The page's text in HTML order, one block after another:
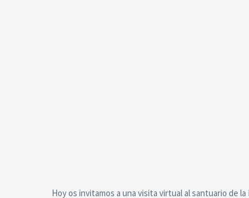
Hoy os invitamos a una visita virtual al santuario de